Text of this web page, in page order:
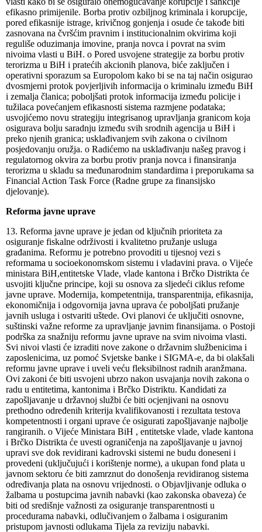
efikasno primijenile. Borba protiv ozbiljnog kriminala i korupcije,
pored efikasnije istrage, krivičnog gonjenja i osude će takođe biti
zasnovana na čvršćim pravnim i institucionalnim okvirima koji
reguliše oduzimanja imovine, pranja novca i povrat na svim
nivoima vlasti u BiH. o Pored usvojene strategije za borbu protiv
terorizma u BiH i pratećih akcionih planova, biće zaključen i
operativni sporazum sa Europolom kako bi se na taj način osigurao
dvosmjerni protok povjerljivih informacija o kriminalu između BiH
i zemalja članica; poboljšati protok informacija između policije i
tužilaca povećanjem efikasnosti sistema razmjene podataka;
usvojićemo novu strategiju integrisanog upravljanja granicom koja
osigurava bolju saradnju između svih srodnih agencija u BiH i
preko njenih granica; usklađivanjem svih zakona o civilnom
posjedovanju oružja. o Radićemo na usklađivanju našeg pravog i
regulatornog okvira za borbu protiv pranja novca i finansiranja
terorizma u skladu sa međunarodnim standardima i preporukama sa
Financial Action Task Force (Radne grupe za finansijsko
djelovanje).
Reforma javne uprave
13. Reforma javne uprave je jedan od ključnih prioriteta za
osiguranje fiskalne održivosti i kvalitetno pružanje usluga
građanima. Reformu je potrebno provoditi u tijesnoj vezi s
reformama u socioekonomskom sistemu i vladavini prava. o Vijeće
ministara BiH,entitetske Vlade, vlade kantona i Brčko Distrikta će
usvojiti ključne principe, koji su osnova za sljedeći ciklus refome
javne uprave. Modernija, kompetentnija, transparentnija, efikasnija,
ekonomičnija i odgovornija javna uprava će poboljšati pružanje
javnih usluga i ostvariti uštede. Ovi planovi će uključiti osnovne,
suštinski važne reforme za upravljanje javnim finansijama. o Postoji
podrška za snažniju reformu javne uprave na svim nivoima vlasti.
Svi nivoi vlasti će izraditi nove zakone o državnim službenicima i
zaposlenicima, uz pomoć Svjetske banke i SIGMA-e, da bi olakšali
reformu javne uprave i uveli veću fleksibilnost radnih aranžmana.
Ovi zakoni će biti usvojeni ubrzo nakon usvajanja novih zakona o
radu u entitetima, kantonima i Brčko Distriktu. Kandidati za
zapošljavanje u državnoj službi će biti ocjenjivani na osnovu
prethodno određenih kriterija kvalifikovanosti i rezultata testova
kompetentnosti i organi uprave će osigurati zapošljavanje najbolje
rangiranih. o Vijeće Ministara BiH , entitetske vlade, vlade kantona
i Brčko Distrikta će uvesti ograničenja na zapošljavanje u javnoj
upravi sve dok revidirani kadrovski sistemi ne budu doneseni i
provedeni (uključujući i korištenje norme), a ukupan fond plata u
javnom sektoru će biti zamrznut do donošenja revidiranog sistema
određivanja plata na osnovu vrijednosti. o Objavljivanje odluka o
žalbama u postupcima javnih nabavki (kao zakonska obaveza) će
biti od središnje važnosti za osiguranje transparentnosti u
procedurama nabavki, odlučivanjem o žalbama i osiguranim
pristupom javnosti odlukama Tijela za reviziju nabavki.